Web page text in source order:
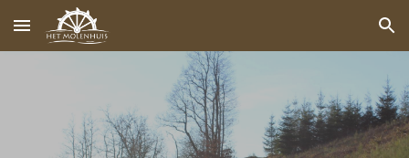
Skip to main content Skip to navigation